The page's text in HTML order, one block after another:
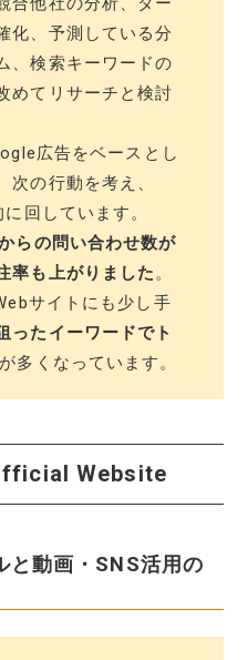
化、予測している分
、検索キーワードの
めてリサーチと検討
広告をベースとし
次の行動を考え、
回しています。
らの問い合わせ数が
率も上がりました。
サイトにも少し手
ったイーワードでト
多くなっています。
Website
と動画・SNS活用の